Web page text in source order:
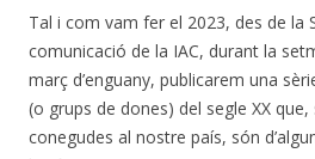
Tal i com vam fer el 2023, des de la
comunicació de la IAC, durant la
març d’enguany, publicarem una
(o grups de dones) del segle XX
conegudes al nostre país, són